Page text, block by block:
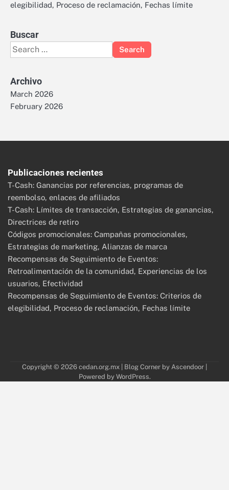
elegibilidad, Proceso de reclamación, Fechas límite
Buscar
Search
for:
Archivo
March 2026
February 2026
Publicaciones recientes
T-Cash: Ganancias por referencias, programas de
reembolso, enlaces de afiliados
T-Cash: Límites de transacción, Estrategias de ganancias,
Directrices de retiro
Códigos promocionales: Campañas promocionales,
Estrategias de marketing, Alianzas de marca
Recompensas de Seguimiento de Eventos:
Retroalimentación de la comunidad, Experiencias de los
usuarios, Efectividad
Recompensas de Seguimiento de Eventos: Criterios de
elegibilidad, Proceso de reclamación, Fechas límite
Copyright © 2026 cedan.org.mx | Blog Corner by Ascendoor
Powered by WordPress.